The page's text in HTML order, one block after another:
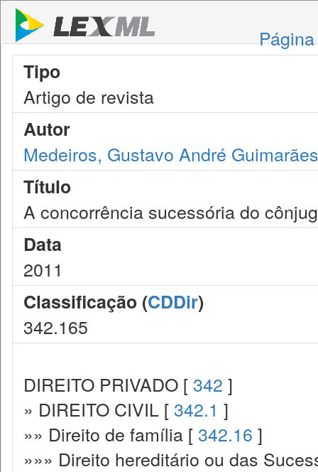
Tipo
Artigo de revista
Autor
Medeiros, Gustavo André Guimarães
Título
A concorrência sucessória do
Data
2011
Classificação (CDDir)
342.165
DIREITO PRIVADO [ 342 ]
» DIREITO CIVIL [ 342.1 ]
»» Direito de família [ 342.16 ]
»»» Direito hereditário ou das